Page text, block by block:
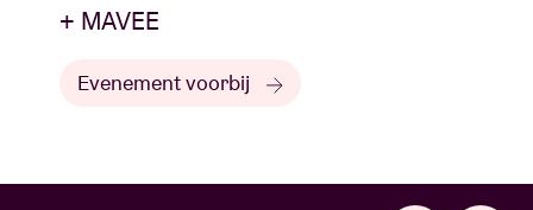
+ MAVEE
Evenement voorbij